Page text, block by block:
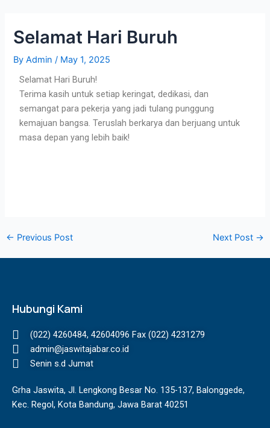
content
Selamat Hari Buruh
ByAdmin/ May 1, 2025
Selamat Hari Buruh!
Terima kasih untuk setiap keringat, dedikasi, dan
semangat para pekerja yang jadi tulang punggung
kemajuan bangsa. Teruslah berkarya dan berjuang untuk
masa depan yang lebih baik!
← Previous Post Next Post →
Hubungi Kami
(022) 4260484, 42604096 Fax (022) 4231279
admin@jaswitajabar.co.id
Senin s.d Jumat
Grha Jaswita, Jl. Lengkong Besar No. 135-137, Balonggede,
Kec. Regol, Kota Bandung, Jawa Barat 40251